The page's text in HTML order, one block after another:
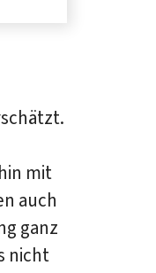
mit
auch
ganz
nicht